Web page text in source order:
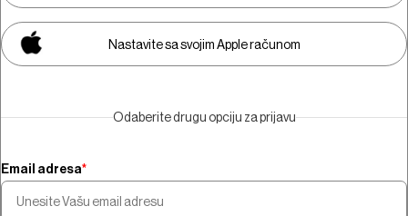
Morate biti pretplatnik da biste
gledali video sadržaj.
Pretplatite se
Nastavite sa svojim Apple računom
Odaberite drugu opciju za prijavu
Email adresa*